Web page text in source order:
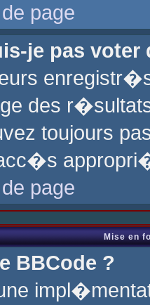
page
je pas voter
des
toujours
page
Mise en
BBCode ?